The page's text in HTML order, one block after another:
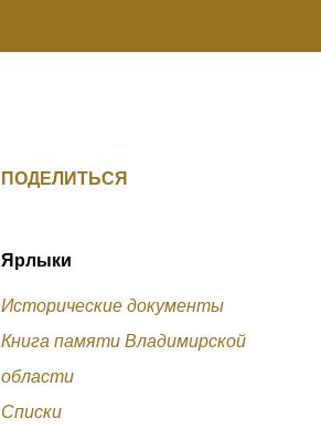
ПОДЕЛИТЬСЯ
Ярлыки
Исторические документы
Книга памяти Владимирской
области
Списки